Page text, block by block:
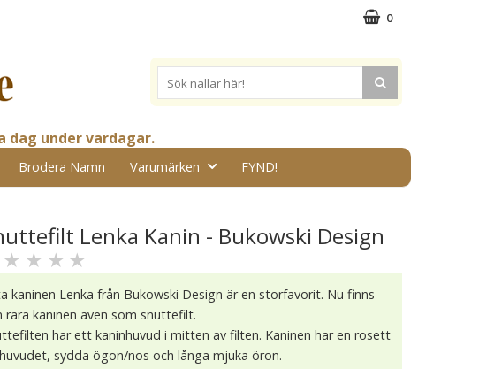
0
dag under vardagar.
Brodera Namn Varumärken FYND!
Lenka Kanin - Bukowski Design
★ ★ ★ ★
kaninen Lenka från Bukowski Design är en storfavorit. Nu finns
rara kaninen även som snuttefilt.
har ett kaninhuvud i mitten av filten. Kaninen har en rosett
sydda ögon/nos och långa mjuka öron.